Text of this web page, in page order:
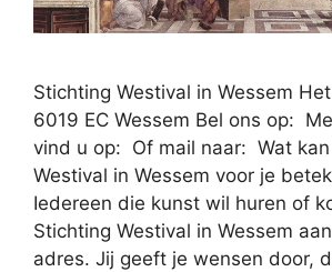
Stichting Westival in Wessem
6019 EC Wessem Bel ons op:
vind u op: Of mail naar: Wat
Westival in Wessem voor je
Iedereen die kunst wil huren of
Stichting Westival in Wessem
adres. Jij geeft je wensen door,